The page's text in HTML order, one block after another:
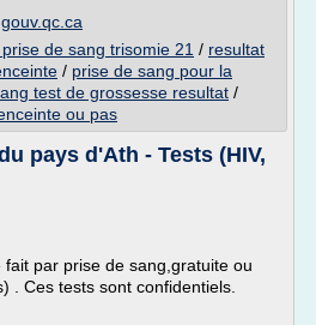
de sang trisomie 21 / resultat
/ prise de sang pour la
test de grossesse resultat /
ou pas
pays d'Ath - Tests (HIV,
par prise de sang,gratuite ou
. Ces tests sont confidentiels.